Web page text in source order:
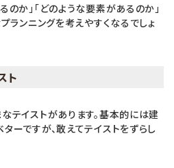
か」「どのような要素があるのか」
ランニングを考えやすくなるでしょ
ト
テイストがあります。基本的には建
ーですが、敢えてテイストをずらし